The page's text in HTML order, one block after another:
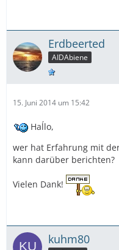
Erdbeerted
AIDAbiene
15. Juni 2014 um 15:42
Haĺlo,
wer hat Erfahrung mit
kann darüber berichten?
Vielen Dank!
kuhm80